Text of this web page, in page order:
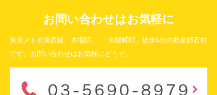
お問い合わせはお気軽に
東京メトロ東西線「木場駅」･「東陽町駅」徒歩5分の助産婦石村
です。お問い合わせはお気軽にどうぞ。